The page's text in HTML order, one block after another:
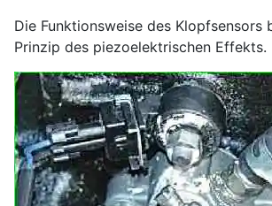
Die Funktionsweise des Klopfsensors
Prinzip des piezoelektrischen Effekts.